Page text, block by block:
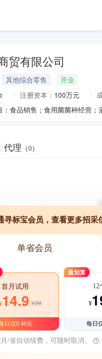
贸有限公司
其他综合零售
开业
注册资本： 100万元
代理 （0）
寻标宝会员，查看更多招采
单省会员
首月试用
14.9 ¥39
日仅0.48元
最划算
12
¥
每日
/省自动续费，可随时取消。